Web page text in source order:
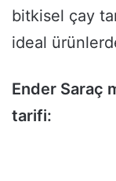
bitkisel çay
ideal
Ender Saraç
tarifi: